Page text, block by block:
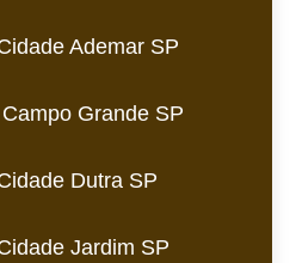
Ademar SP
Grande SP
Dutra SP
Jardim SP